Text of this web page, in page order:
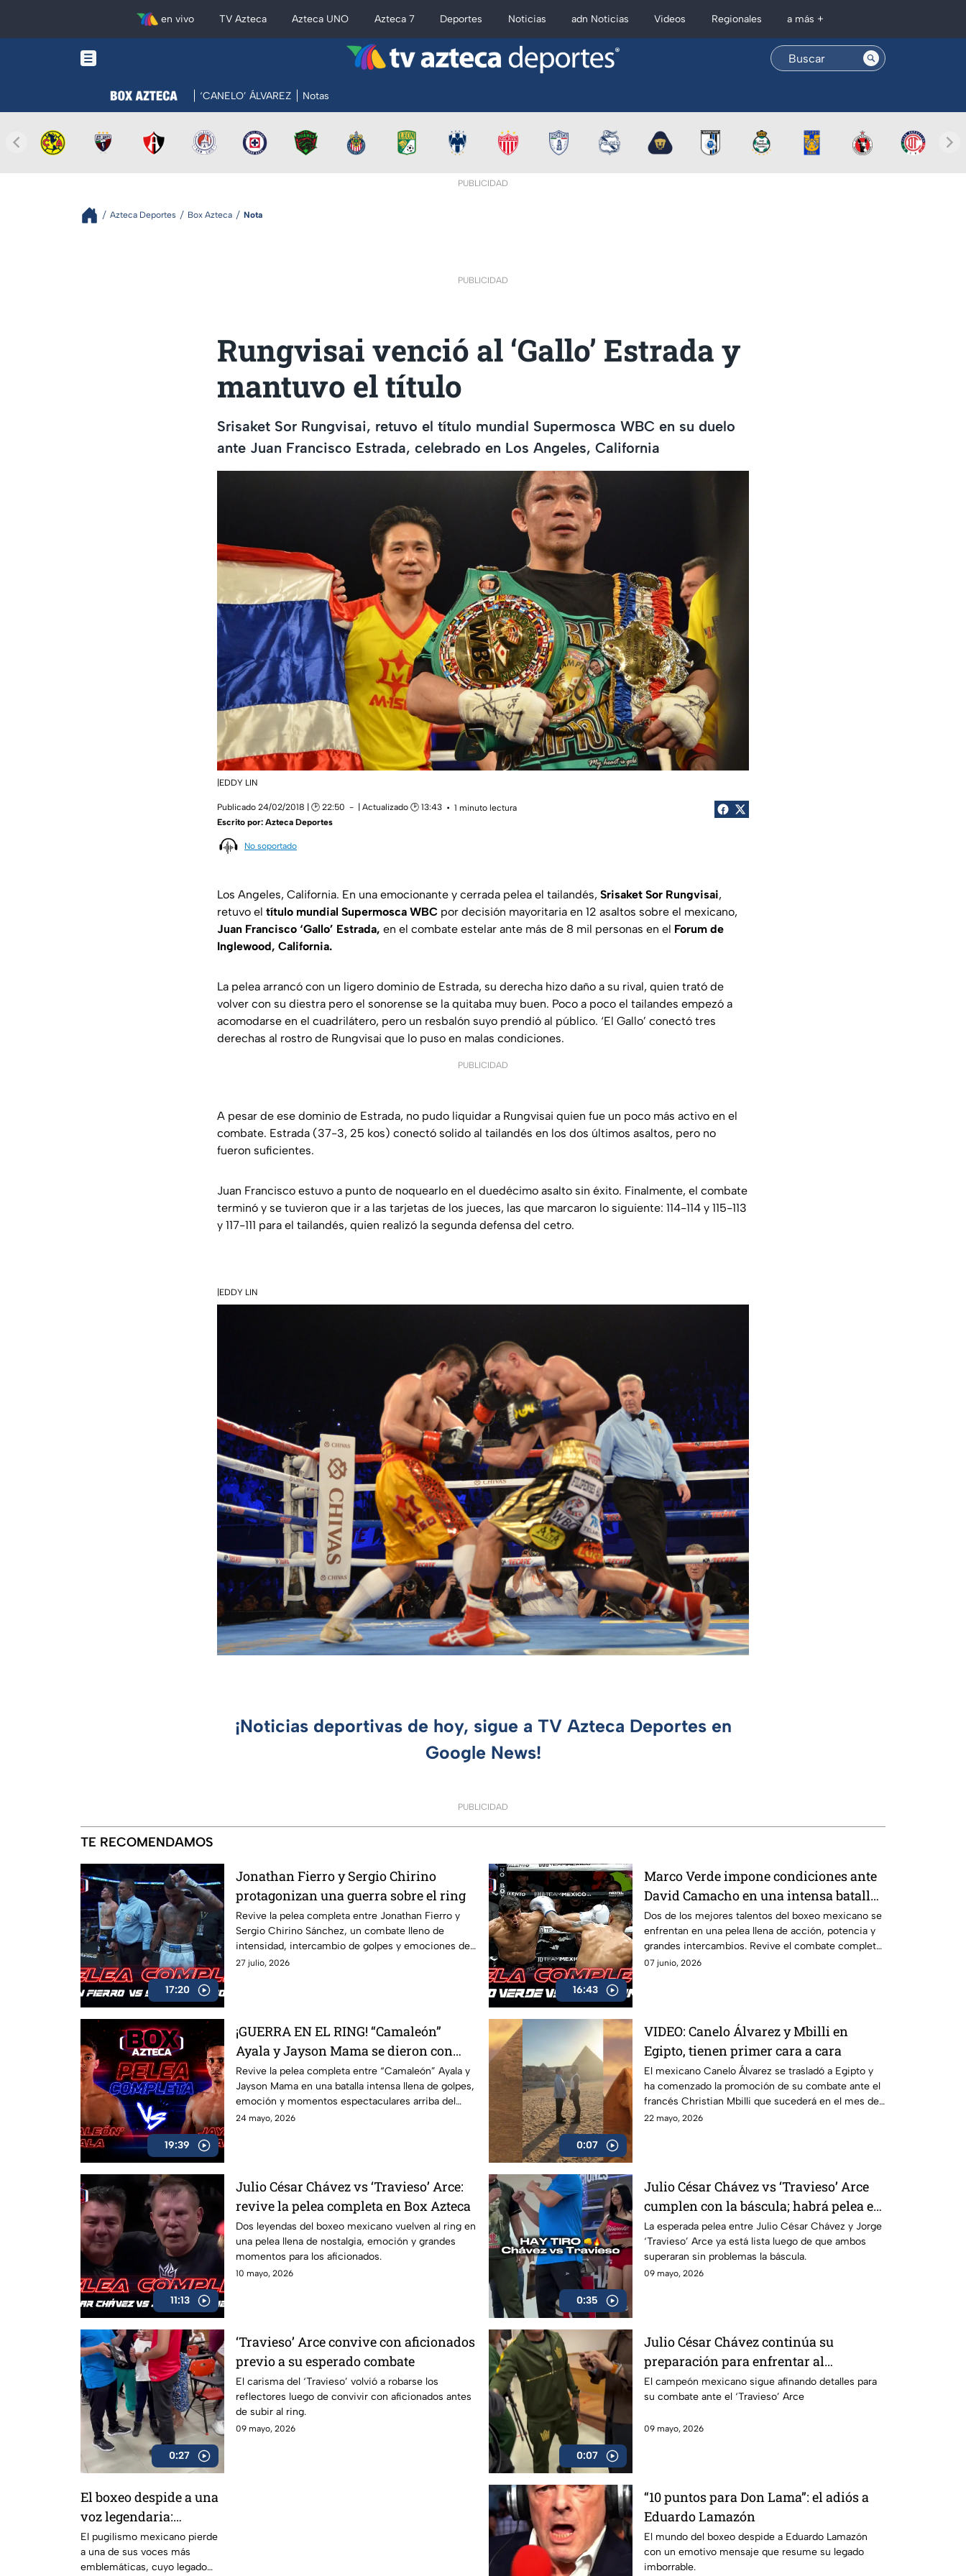
en vivo TV Azteca Azteca UNO Azteca 7 Deportes Noticias adn Noticias Videos Regionales a más +
‘CANELO’ ÁLVAREZ Notas
PUBLICIDAD
Azteca Deportes Box Azteca Nota
PUBLICIDAD
Rungvisai venció al ‘Gallo’ Estrada y
mantuvo el título
Srisaket Sor Rungvisai, retuvo el título mundial Supermosca WBC en su duelo
ante Juan Francisco Estrada, celebrado en Los Angeles, California
|EDDY LIN
Publicado 24/02/2018 | 🕑 22:50 | Actualizado 🕑 13:43
1 minuto lectura
Escrito por: Azteca Deportes
No soportado
Los Angeles, California. En una emocionante y cerrada pelea el tailandés, Srisaket Sor Rungvisai,
retuvo el título mundial Supermosca WBC por decisión mayoritaria en 12 asaltos sobre el mexicano,
Juan Francisco ‘Gallo’ Estrada, en el combate estelar ante más de 8 mil personas en el Forum de
Inglewood, California.
La pelea arrancó con un ligero dominio de Estrada, su derecha hizo daño a su rival, quien trató de
volver con su diestra pero el sonorense se la quitaba muy buen. Poco a poco el tailandes empezó a
acomodarse en el cuadrilátero, pero un resbalón suyo prendió al público. ‘El Gallo’ conectó tres
derechas al rostro de Rungvisai que lo puso en malas condiciones.
PUBLICIDAD
A pesar de ese dominio de Estrada, no pudo liquidar a Rungvisai quien fue un poco más activo en el
combate. Estrada (37-3, 25 kos) conectó solido al tailandés en los dos últimos asaltos, pero no
fueron suficientes.
Juan Francisco estuvo a punto de noquearlo en el duedécimo asalto sin éxito. Finalmente, el combate
terminó y se tuvieron que ir a las tarjetas de los jueces, las que marcaron lo siguiente: 114-114 y 115-113
y 117-111 para el tailandés, quien realizó la segunda defensa del cetro.
|EDDY LIN
¡Noticias deportivas de hoy, sigue a TV Azteca Deportes en
Google News!
PUBLICIDAD
TE RECOMENDAMOS
17:20
Jonathan Fierro y Sergio Chirino
protagonizan una guerra sobre el ring
Revive la pelea completa entre Jonathan Fierro y
Sergio Chirino Sánchez, un combate lleno de
intensidad, intercambio de golpes y emociones de
principio a fin.
27 julio, 2026
16:43
Marco Verde impone condiciones ante
David Camacho en una intensa batalla
de Box Azteca
Dos de los mejores talentos del boxeo mexicano se
enfrentan en una pelea llena de acción, potencia y
grandes intercambios. Revive el combate completo
entre Marco Verde y David Camacho en una función
07 junio, 2026
19:39
¡GUERRA EN EL RING! “Camaleón”
Ayala y Jayson Mama se dieron con
todo
Revive la pelea completa entre “Camaleón” Ayala y
Jayson Mama en una batalla intensa llena de golpes,
emoción y momentos espectaculares arriba del
ring.
24 mayo, 2026
0:07
VIDEO: Canelo Álvarez y Mbilli en
Egipto, tienen primer cara a cara
El mexicano Canelo Álvarez se trasladó a Egipto y
ha comenzado la promoción de su combate ante el
francés Christian Mbilli que sucederá en el mes de
septiembre.
22 mayo, 2026
11:13
Julio César Chávez vs ‘Travieso’ Arce:
revive la pelea completa en Box Azteca
Dos leyendas del boxeo mexicano vuelven al ring en
una pelea llena de nostalgia, emoción y grandes
momentos para los aficionados.
10 mayo, 2026
0:35
Julio César Chávez vs ‘Travieso’ Arce
cumplen con la báscula; habrá pelea en
Box Azteca
La esperada pelea entre Julio César Chávez y Jorge
‘Travieso’ Arce ya está lista luego de que ambos
superaran sin problemas la báscula.
09 mayo, 2026
0:27
‘Travieso’ Arce convive con aficionados
previo a su esperado combate
El carisma del ‘Travieso’ volvió a robarse los
reflectores luego de convivir con aficionados antes
de subir al ring.
09 mayo, 2026
0:07
Julio César Chávez continúa su
preparación para enfrentar al
‘Travieso’ Arce
El campeón mexicano sigue afinando detalles para
su combate ante el ‘Travieso’ Arce
09 mayo, 2026
El boxeo despide a una
voz legendaria:
Eduardo Lamazón
El pugilismo mexicano pierde
a una de sus voces más
emblemáticas, cuyo legado
“10 puntos para Don Lama”: el adiós a
Eduardo Lamazón
El mundo del boxeo despide a Eduardo Lamazón
con un emotivo mensaje que resume su legado
imborrable.